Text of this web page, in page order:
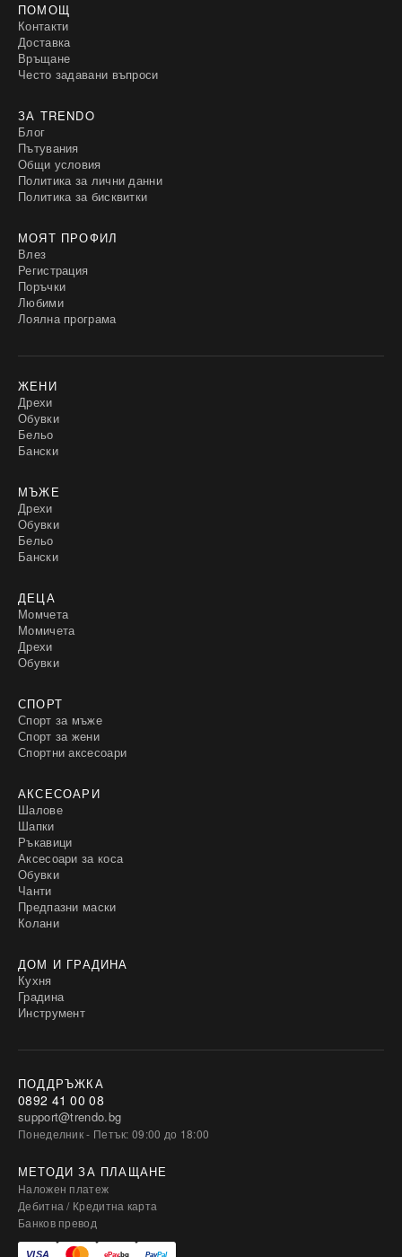
ПОМОЩ
Контакти
Доставка
Връщане
Често задавани въпроси
ЗА TRENDO
Блог
Пътувания
Общи условия
Политика за лични данни
Политика за бисквитки
МОЯТ ПРОФИЛ
Влез
Регистрация
Поръчки
Любими
Лоялна програма
ЖЕНИ
Дрехи
Обувки
Бельо
Бански
МЪЖЕ
Дрехи
Обувки
Бельо
Бански
ДЕЦА
Момчета
Момичета
Дрехи
Обувки
СПОРТ
Спорт за мъже
Спорт за жени
Спортни аксесоари
АКСЕСОАРИ
Шалове
Шапки
Ръкавици
Аксесоари за коса
Обувки
Чанти
Предпазни маски
Колани
ДОМ И ГРАДИНА
Кухня
Градина
Инструмент
ПОДДРЪЖКА
0892 41 00 08
support@trendo.bg
Понеделник - Петък: 09:00 до 18:00
МЕТОДИ ЗА ПЛАЩАНЕ
Наложен платеж
Дебитна / Кредитна карта
Банков превод